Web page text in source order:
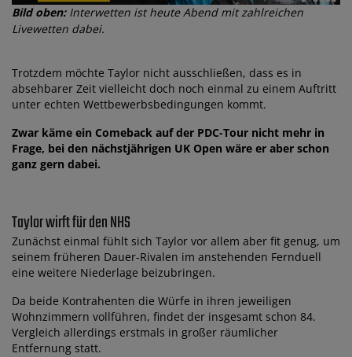
Bild oben:Interwetten ist heute Abend mit zahlreichen
Livewetten dabei.
Trotzdem möchte Taylor nicht ausschließen, dass es in
absehbarer Zeit vielleicht doch noch einmal zu einem Auftritt
unter echten Wettbewerbsbedingungen kommt.
Zwar käme ein Comeback auf der PDC-Tour nicht mehr in
Frage, bei den nächstjährigen UK Open wäre er aber schon
ganz gern dabei.
Taylor wirft für den NHS
Zunächst einmal fühlt sich Taylor vor allem aber fit genug, um
seinem früheren Dauer-Rivalen im anstehenden Fernduell
eine weitere Niederlage beizubringen.
Da beide Kontrahenten die Würfe in ihren jeweiligen
Wohnzimmern vollführen, findet der insgesamt schon 84.
Vergleich allerdings erstmals in großer räumlicher
Entfernung statt.